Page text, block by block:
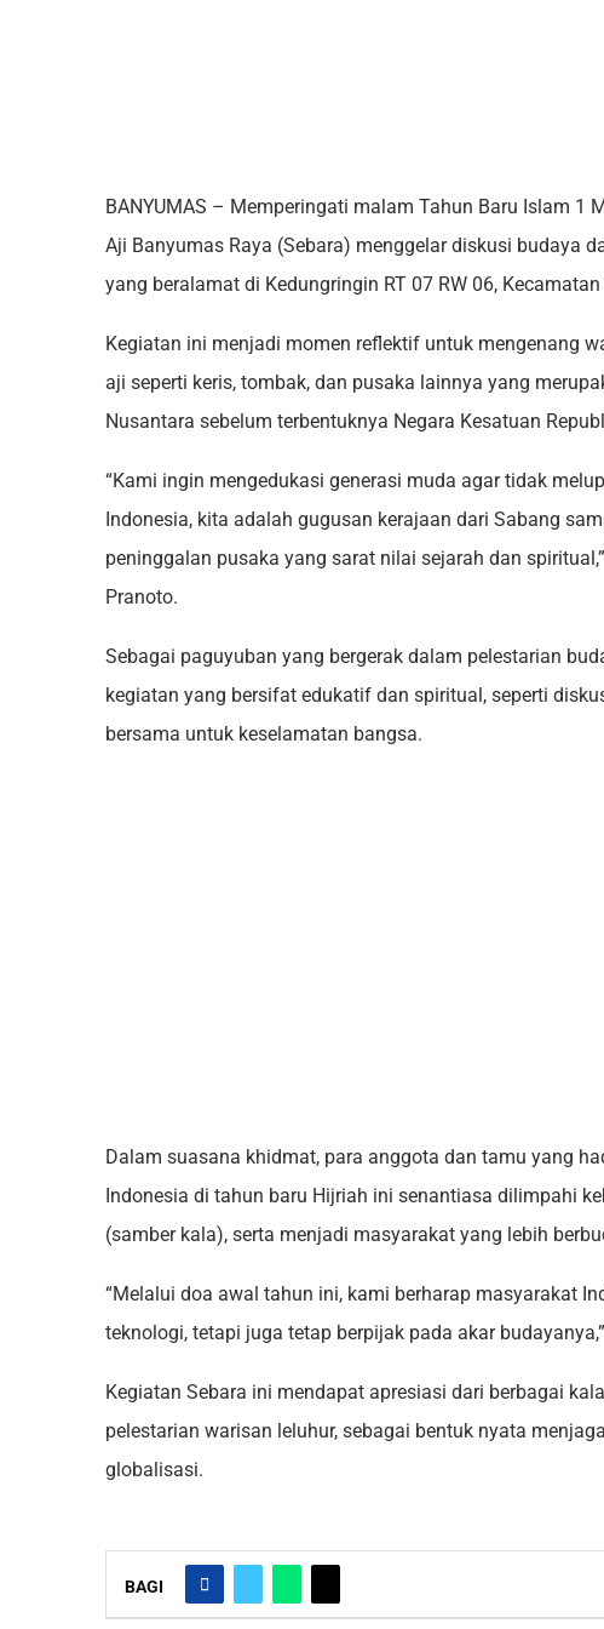
BANYUMAS – Memperingati malam Tahun Baru Islam 1
Aji Banyumas Raya (Sebara) menggelar diskusi budaya
yang beralamat di Kedungringin RT 07 RW 06,
Kegiatan ini menjadi momen reflektif untuk mengenang
aji seperti keris, tombak, dan pusaka lainnya yang
Nusantara sebelum terbentuknya Negara Kesatuan
“Kami ingin mengedukasi generasi muda agar tidak
Indonesia, kita adalah gugusan kerajaan dari Sabang
peninggalan pusaka yang sarat nilai sejarah dan
Pranoto.
Sebagai paguyuban yang bergerak dalam pelestarian
kegiatan yang bersifat edukatif dan spiritual, seperti
bersama untuk keselamatan bangsa.
Dalam suasana khidmat, para anggota dan tamu yang
Indonesia di tahun baru Hijriah ini senantiasa dilimpahi
(samber kala), serta menjadi masyarakat yang lebih
“Melalui doa awal tahun ini, kami berharap masyarakat
teknologi, tetapi juga tetap berpijak pada akar
Kegiatan Sebara ini mendapat apresiasi dari berbagai
pelestarian warisan leluhur, sebagai bentuk nyata
globalisasi.
BAGI